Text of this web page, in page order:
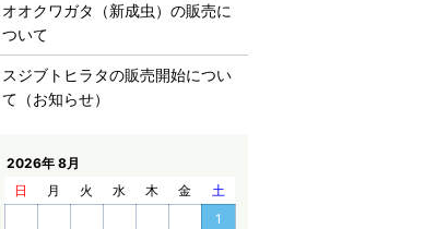
オオクワガタ（新成虫）の販売に
ついて
スジブトヒラタの販売開始につい
て（お知らせ）
2026年 8月
日
月 火 水 木 金
土
1